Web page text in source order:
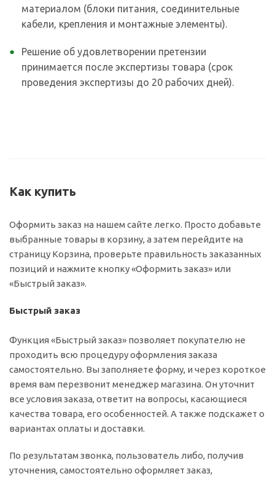
материалом (блоки питания, соединительные
кабели, крепления и монтажные элементы).
Решение об удовлетворении претензии
принимается после экспертизы товара (срок
проведения экспертизы до 20 рабочих дней).
Как купить
Оформить заказ на нашем сайте легко. Просто добавьте
выбранные товары в корзину, а затем перейдите на
страницу Корзина, проверьте правильность заказанных
позиций и нажмите кнопку «Оформить заказ» или
«Быстрый заказ».
Быстрый заказ
Функция «Быстрый заказ» позволяет покупателю не
проходить всю процедуру оформления заказа
самостоятельно. Вы заполняете форму, и через короткое
время вам перезвонит менеджер магазина. Он уточнит
все условия заказа, ответит на вопросы, касающиеся
качества товара, его особенностей. А также подскажет о
вариантах оплаты и доставки.
По результатам звонка, пользователь либо, получив
уточнения, самостоятельно оформляет заказ,